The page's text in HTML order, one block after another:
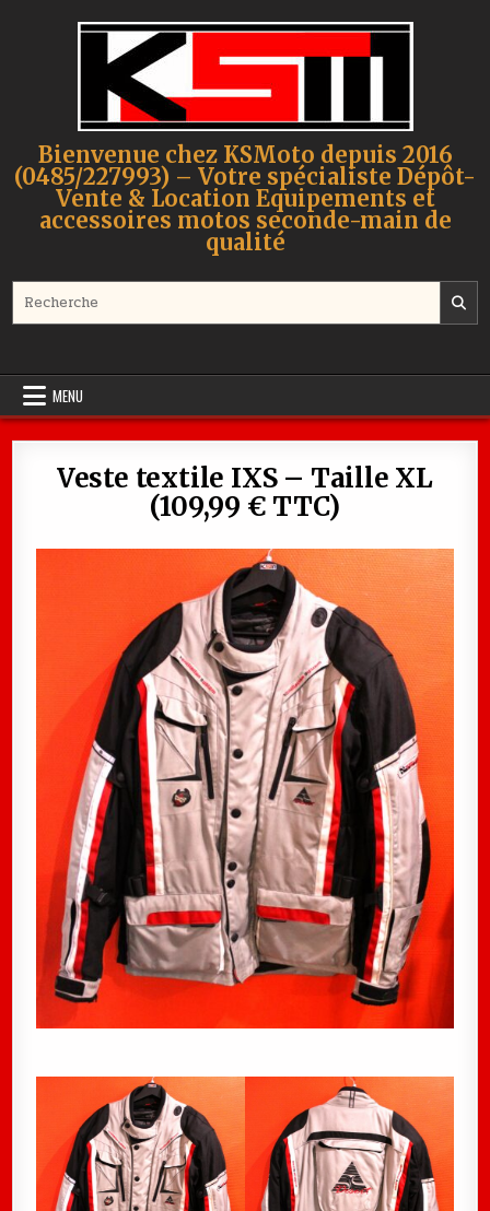
Bienvenue chez KSMoto depuis 2016
(0485/227993) – Votre spécialiste Dépôt-
Vente & Location Equipements et
accessoires motos seconde-main de
qualité
MENU
Veste textile IXS – Taille XL
(109,99 € TTC)